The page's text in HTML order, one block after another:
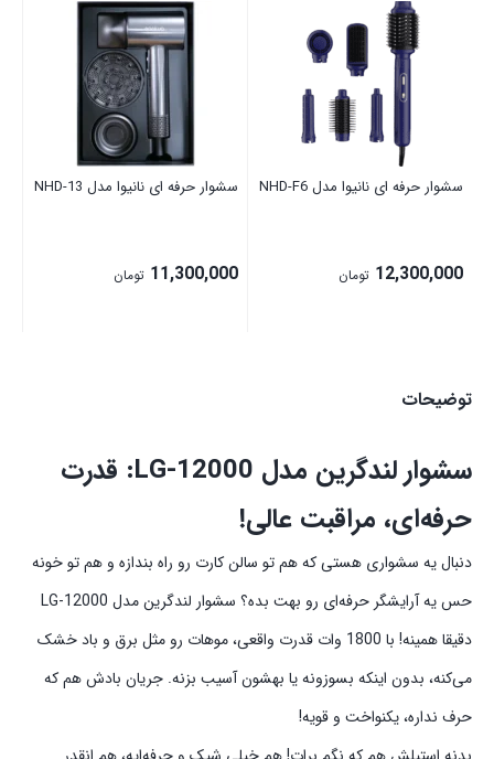
سشوار حرفه ای نانیوا مدل NHD-F6
12,300,000 تومان
سشوار حرفه ای نانیوا مدل NHD-13
11,300,000 تومان
توضیحات
سشوار لندگرین مدل LG-12000: قدرت
حرفه‌ای، مراقبت عالی!
دنبال یه سشواری هستی که هم تو سالن کارت رو راه بندازه و هم تو خونه
حس یه آرایشگر حرفه‌ای رو بهت بده؟ سشوار لندگرین مدل LG-12000
دقیقا همینه! با 1800 وات قدرت واقعی، موهات رو مثل برق و باد خشک
می‌کنه، بدون اینکه بسوزونه یا بهشون آسیب بزنه. جریان بادش هم که
حرف نداره، یکنواخت و قویه!